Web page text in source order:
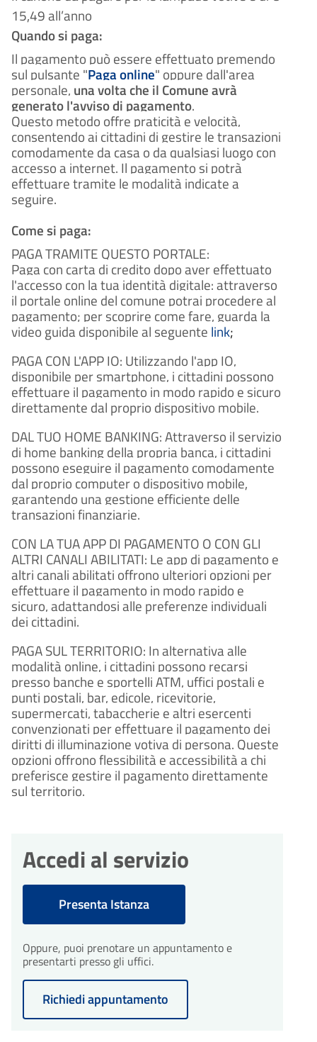
di 30 giorni dalla presentazione
dell'istanza.
30
giorni procedimento
sarà concluso entro un massimo
di 30 giorni dalla presentazione
dell'istanza.
30
giorni
Conclusione del
procedimento
Il procedimento amministrativo
sarà concluso entro un massimo
di 30 giorni dalla presentazione
dell'istanza.
30
giorni
Conclusione del
procedimento
Il procedimento amministrativo
sarà concluso entro un massimo
di 30 giorni dalla presentazione
dell'istanza.
Durante l'istruttoria, potrebbero
comune ti invierà una richiesta di
integrazioni entro 10 giorni
dall'avvio del procedimento.
30
giorni
Conclusione del
procedimento
Il procedimento amministrativo
sarà concluso entro un massimo
di 30 giorni dalla presentazione
10
giorni integrazioni
Durante l'istruttoria, potrebbero
essere necessarie integrazioni. Il
comune ti invierà una richiesta di
integrazioni entro 10 giorni
dall'avvio del procedimento.
30
giorni
Conclusione del
procedimento
Il procedimento amministrativo
15,49 all’anno
Quando si paga:
Il pagamento può essere effettuato premendo
sul pulsante "Paga online" oppure dall'area
personale, una volta che il Comune avrà
generato l'avviso di pagamento.
Questo metodo offre praticità e velocità,
consentendo ai cittadini di gestire le transazioni
comodamente da casa o da qualsiasi luogo con
accesso a internet. Il pagamento si potrà
effettuare tramite le modalità indicate a
seguire.
Come si paga:
PAGA TRAMITE QUESTO PORTALE:
Paga con carta di credito dopo aver effettuato
l'accesso con la tua identità digitale: attraverso
il portale online del comune potrai procedere al
pagamento; per scoprire come fare, guarda la
video guida disponibile al seguente link;
PAGA CON L'APP IO: Utilizzando l'app IO,
disponibile per smartphone, i cittadini possono
effettuare il pagamento in modo rapido e sicuro
direttamente dal proprio dispositivo mobile.
DAL TUO HOME BANKING: Attraverso il servizio
di home banking della propria banca, i cittadini
possono eseguire il pagamento comodamente
dal proprio computer o dispositivo mobile,
garantendo una gestione efficiente delle
transazioni finanziarie.
CON LA TUA APP DI PAGAMENTO O CON GLI
ALTRI CANALI ABILITATI: Le app di pagamento e
altri canali abilitati offrono ulteriori opzioni per
effettuare il pagamento in modo rapido e
sicuro, adattandosi alle preferenze individuali
dei cittadini.
PAGA SUL TERRITORIO: In alternativa alle
modalità online, i cittadini possono recarsi
presso banche e sportelli ATM, uffici postali e
punti postali, bar, edicole, ricevitorie,
supermercati, tabaccherie e altri esercenti
convenzionati per effettuare il pagamento dei
diritti di illuminazione votiva di persona. Queste
opzioni offrono flessibilità e accessibilità a chi
preferisce gestire il pagamento direttamente
sul territorio.
Accedi al servizio
Presenta Istanza
Oppure, puoi prenotare un appuntamento e
presentarti presso gli uffici.
Richiedi appuntamento